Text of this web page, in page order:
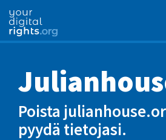
Poista
pyydä tietojasi.